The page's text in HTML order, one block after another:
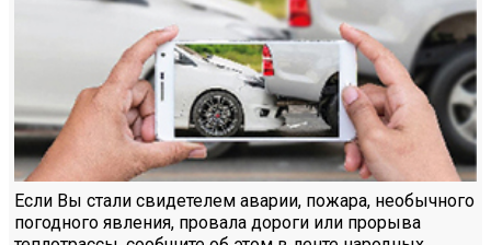
Если Вы стали свидетелем аварии, пожара, необычного
погодного явления, провала дороги или прорыва